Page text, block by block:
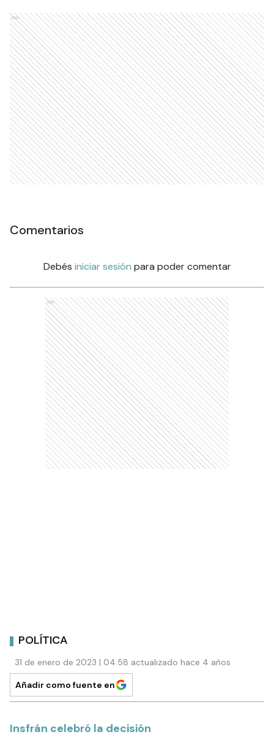
Ads
Comentarios
Debés iniciar sesión para poder comentar
Ads
POLÍTICA
31 de enero de 2023 | 04:58 actualizado hace 4 años
Añadir como fuente en
Insfrán celebró la decisión